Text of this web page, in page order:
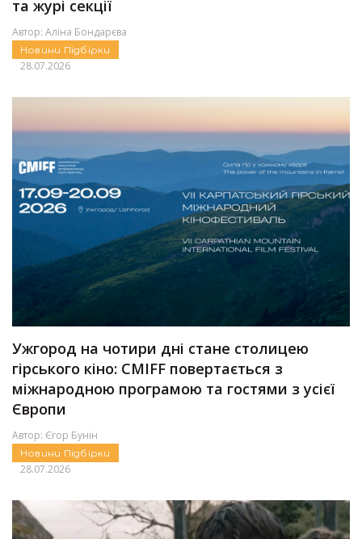
та журі секції
Автор: Аліна Бондарєва
Новини Підбірки
28.07.2026
Ужгород на чотири дні стане столицею
гірського кіно: CMIFF повертається з
міжнародною програмою та гостями з усієї
Європи
Автор: Єгор Бунін
Новини Підбірки
28.07.2026